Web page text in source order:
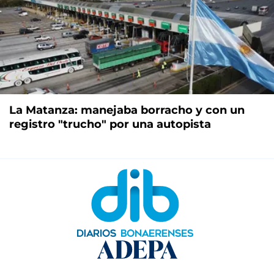
La Matanza: manejaba borracho y con un
registro "trucho" por una autopista